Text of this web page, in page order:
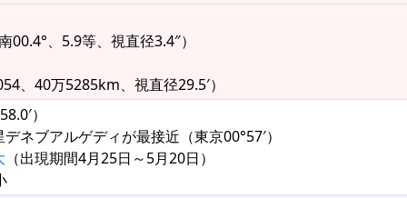
、5.9等、視直径3.4″）
、40万5285km、視直径29.5′）
）
ネブアルゲディが最接近（東京00°57′）
（出現期間4月25日～5月20日）